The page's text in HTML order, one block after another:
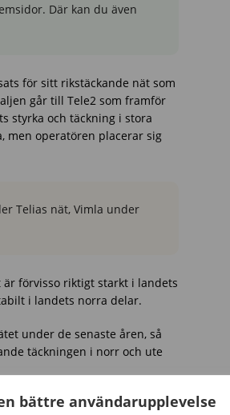
bättre användarupplevelse
Där kan du även
för sitt rikstäckande nät som
går till Tele2 som framför
styrka och täckning i stora
men operatören placerar sig
Telias nät, Vimla under
förvisso riktigt starkt i landets
i landets norra delar.
under de senaste åren, så
täckningen i norr och ute